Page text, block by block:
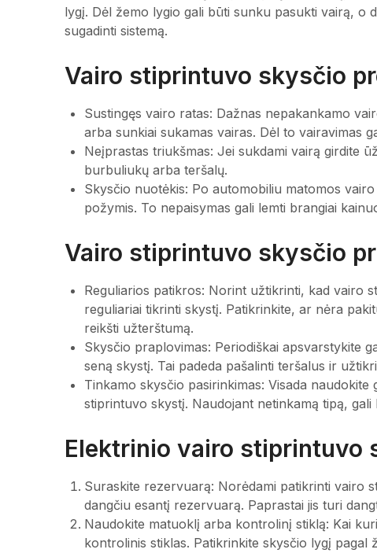
lygį. Dėl žemo lygio gali būti sunku pasukti vairą, o
sugadinti sistemą.
Vairo stiprintuvo skysčio
Sustingęs vairo ratas: Dažnas nepakankamo
arba sunkiai sukamas vairas. Dėl to vairavimas
Neįprastas triukšmas: Jei sukdami vairą girdite
burbuliukų arba teršalų.
Skysčio nuotėkis: Po automobiliu matomos
požymis. To nepaisymas gali lemti brangiai
Vairo stiprintuvo skysčio
Reguliarios patikros: Norint užtikrinti, kad vairo
reguliariai tikrinti skystį. Patikrinkite, ar nėra
reikšti užterštumą.
Skysčio praplovimas: Periodiškai apsvarstykite
seną skystį. Tai padeda pašalinti teršalus ir
Tinkamo skysčio pasirinkimas: Visada
stiprintuvo skystį. Naudojant netinkamą tipą, gali
Elektrinio vairo stiprintuvo
Suraskite rezervuarą: Norėdami patikrinti vairo
dangčiu esantį rezervuarą. Paprastai jis turi
Naudokite matuoklį arba kontrolinį stiklą: Kai
kontrolinis stiklas. Patikrinkite skysčio lygį pagal